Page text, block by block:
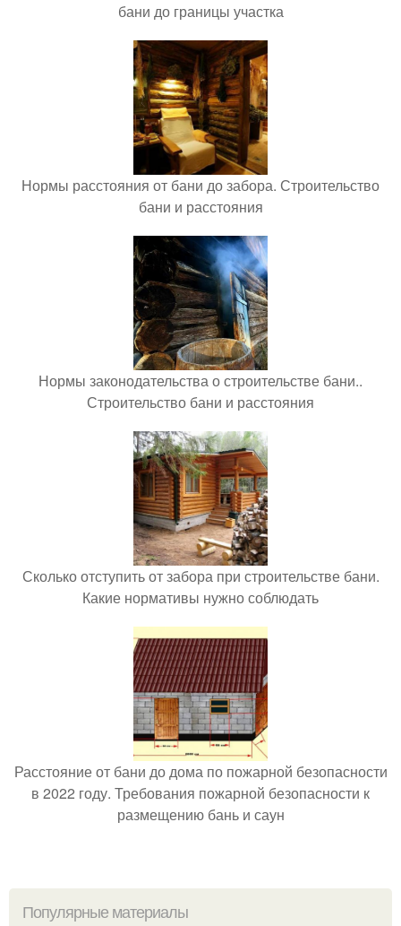
бани до границы участка
Нормы расстояния от бани до забора. Строительство
бани и расстояния
Нормы законодательства о строительстве бани..
Строительство бани и расстояния
Сколько отступить от забора при строительстве бани.
Какие нормативы нужно соблюдать
Расстояние от бани до дома по пожарной безопасности
в 2022 году. Требования пожарной безопасности к
размещению бань и саун
Популярные материалы